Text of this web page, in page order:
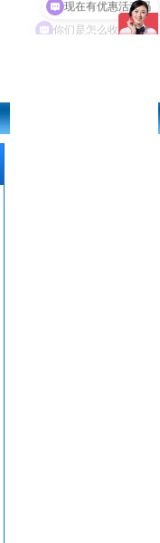
现在有优惠活动吗